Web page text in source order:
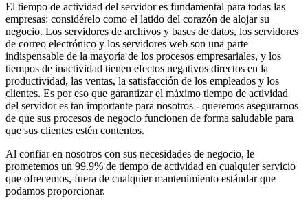
El tiempo de actividad del servidor es fundamental para todas las
empresas: considérelo como el latido del corazón de alojar su
negocio. Los servidores de archivos y bases de datos, los servidores
de correo electrónico y los servidores web son una parte
indispensable de la mayoría de los procesos empresariales, y los
tiempos de inactividad tienen efectos negativos directos en la
productividad, las ventas, la satisfacción de los empleados y los
clientes. Es por eso que garantizar el máximo tiempo de actividad
del servidor es tan importante para nosotros - queremos asegurarnos
de que sus procesos de negocio funcionen de forma saludable para
que sus clientes estén contentos.
Al confiar en nosotros con sus necesidades de negocio, le
prometemos un 99.9% de tiempo de actividad en cualquier servicio
que ofrecemos, fuera de cualquier mantenimiento estándar que
podamos proporcionar.